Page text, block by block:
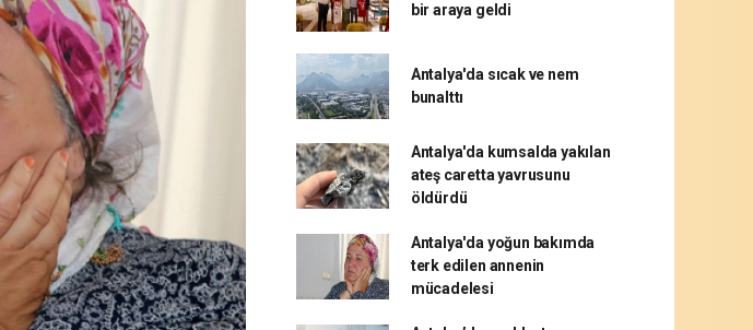
bir araya geldi
Antalya'da sıcak ve nem
bunalttı
Antalya'da kumsalda yakılan
ateş caretta yavrusunu
öldürdü
Antalya'da yoğun bakımda
terk edilen annenin
mücadelesi